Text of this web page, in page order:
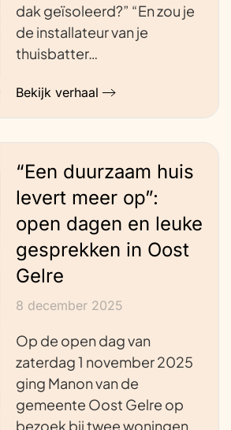
dak geïsoleerd?” “En zou je
de installateur van je
thuisbatter…
Bekijk verhaal
“Een duurzaam huis
levert meer op”:
open dagen en leuke
gesprekken in Oost
Gelre
8 december 2025
Op de open dag van
zaterdag 1 november 2025
ging Manon van de
gemeente Oost Gelre op
bezoek bij twee woningen.